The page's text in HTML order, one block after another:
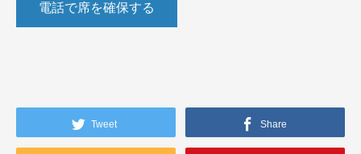
電話で席を確保する
Tweet Share